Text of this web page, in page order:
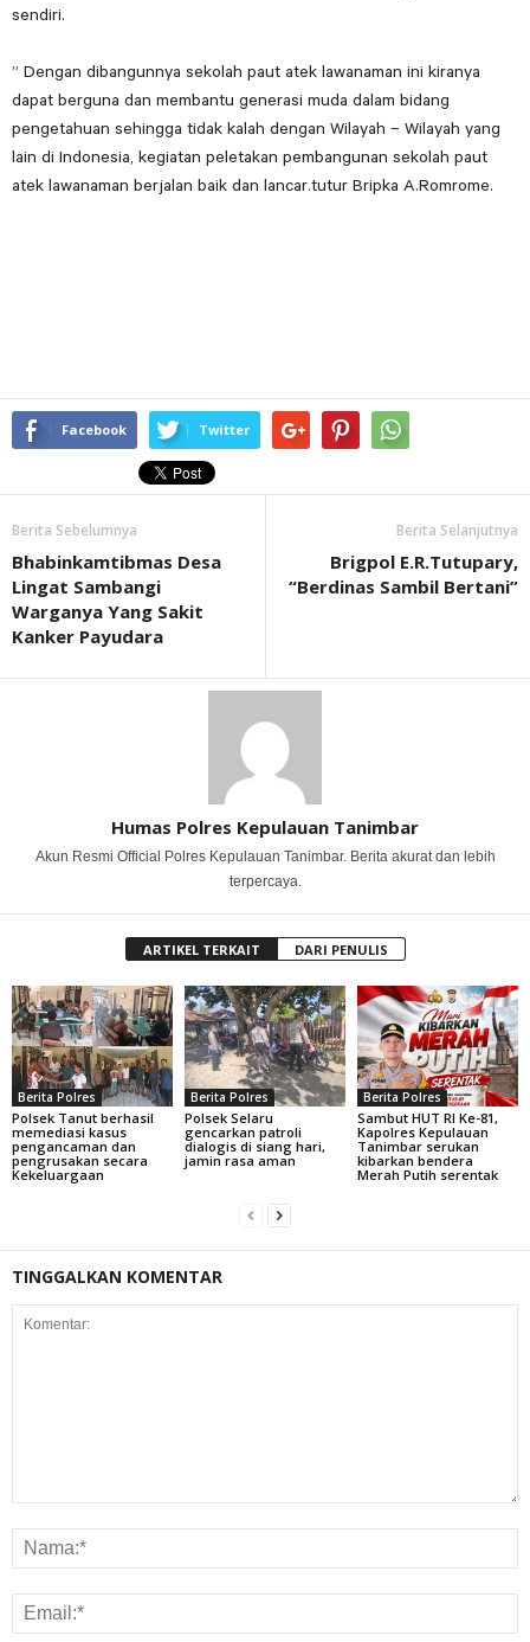
sendiri.
” Dengan dibangunnya sekolah paut atek lawanaman ini kiranya
dapat berguna dan membantu generasi muda dalam bidang
pengetahuan sehingga tidak kalah dengan Wilayah – Wilayah yang
lain di Indonesia, kegiatan peletakan pembangunan sekolah paut
atek lawanaman berjalan baik dan lancar.tutur Bripka A.Romrome.
Facebook Twitter
Berita Sebelumnya
Bhabinkamtibmas Desa
Lingat Sambangi
Warganya Yang Sakit
Kanker Payudara
Berita Selanjutnya
Brigpol E.R.Tutupary,
“Berdinas Sambil Bertani”
Humas Polres Kepulauan Tanimbar
Akun Resmi Official Polres Kepulauan Tanimbar. Berita akurat dan lebih
terpercaya.
ARTIKEL TERKAIT DARI PENULIS
Berita Polres
Polsek Tanut berhasil
memediasi kasus
pengancaman dan
pengrusakan secara
Kekeluargaan
Berita Polres
Polsek Selaru
gencarkan patroli
dialogis di siang hari,
jamin rasa aman
Berita Polres
Sambut HUT RI Ke-81,
Kapolres Kepulauan
Tanimbar serukan
kibarkan bendera
Merah Putih serentak
TINGGALKAN KOMENTAR